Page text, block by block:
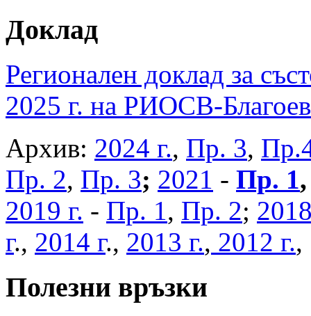
Доклад
Регионален доклад за
2025 г. на РИОСВ-
Архив: 2024 г., Пр. 3,
Пр. 2, Пр. 3; 2021 - Пр. 1
2019 г. - Пр. 1, Пр. 2;
г., 2014 г., 2013 г., 2012 г.
Полезни връзки